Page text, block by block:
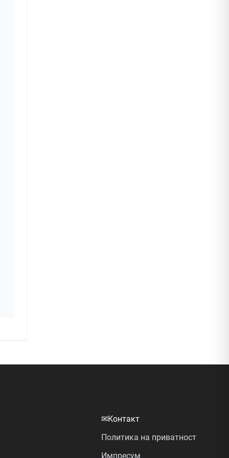
✉Контакт
Политика на приватност
Импресум